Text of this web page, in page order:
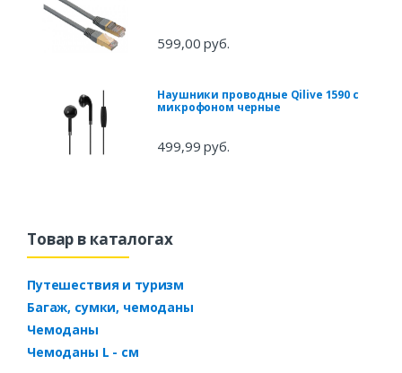
599,00 руб.
Наушники проводные Qilive 1590 с
микрофоном черные
499,99 руб.
Товар в каталогах
Путешествия и туризм
Багаж, сумки, чемоданы
Чемоданы
Чемоданы L - см